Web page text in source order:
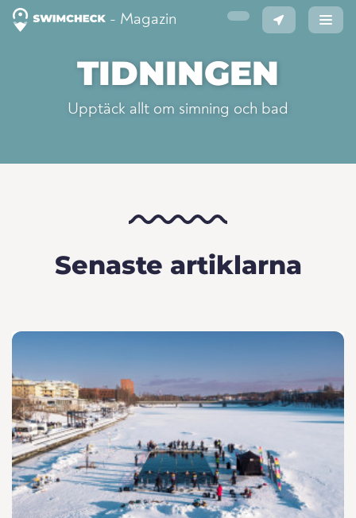
- Magazin
TIDNINGEN
Upptäck allt om simning och bad
Senaste artiklarna